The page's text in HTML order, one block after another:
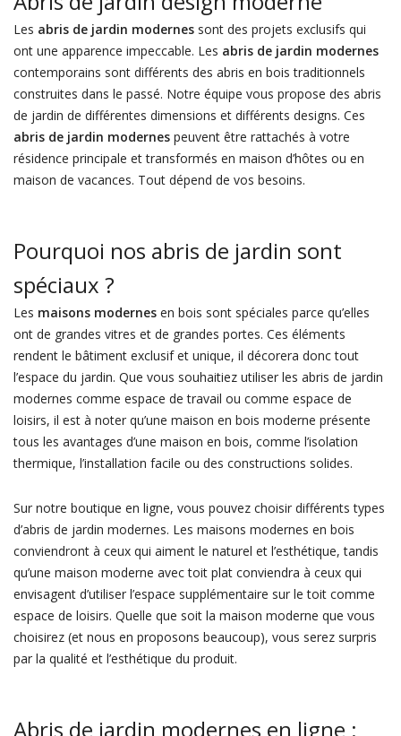
Les abris de jardin modernessont des projets exclusifs qui
ont une apparence impeccable. Les abris de jardin modernes
contemporains sont différents des abris en bois traditionnels
construites dans le passé. Notre équipe vous propose des abris
de jardin de différentes dimensions et différents designs. Ces
abris de jardin modernespeuvent être rattachés à votre
résidence principale et transformés en maison d’hôtes ou en
maison de vacances. Tout dépend de vos besoins.
Pourquoi nos abris de jardin sont
spéciaux ?
Les maisons modernesen bois sont spéciales parce qu’elles
ont de grandes vitres et de grandes portes. Ces éléments
rendent le bâtiment exclusif et unique, il décorera donc tout
l’espace du jardin. Que vous souhaitiez utiliser les abris de jardin
modernes comme espace de travail ou comme espace de
loisirs, il est à noter qu’une maison en bois moderne présente
tous les avantages d’une maison en bois, comme l’isolation
thermique, l’installation facile ou des constructions solides.
Sur notre boutique en ligne, vous pouvez choisir différents types
d’abris de jardin modernes. Les maisons modernes en bois
conviendront à ceux qui aiment le naturel et l’esthétique, tandis
qu’une maison moderne avec toit plat conviendra à ceux qui
envisagent d’utiliser l’espace supplémentaire sur le toit comme
espace de loisirs. Quelle que soit la maison moderne que vous
choisirez (et nous en proposons beaucoup), vous serez surpris
par la qualité et l’esthétique du produit.
Abris de jardin modernes en ligne :